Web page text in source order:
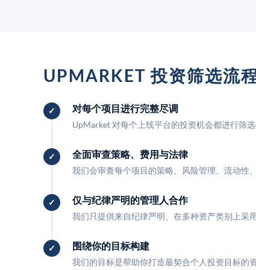
UPMARKET 投资筛选流
对每个项目进行完整尽调
UpMarket 对每个上线平台的投资机会都进行筛选
全面审查策略、费用与法律
我们会审查每个项目的策略、风险管理、流动性
仅与纪律严明的管理人合作
我们只提供来自纪律严明、在多种资产类别上采
围绕你的目标构建
我们的目标是帮助你打造最契合个人投资目标的资